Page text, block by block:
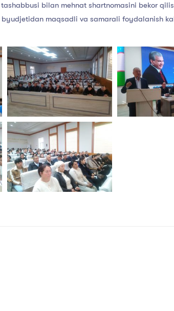
bilan mehnat shartnomasini bekor
maqsadli va samarali foydalanish